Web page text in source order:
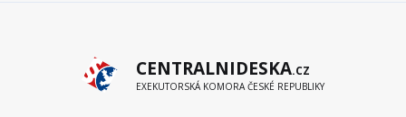
CENTRALNIDESKA.CZ
EXEKUTORSKÁ KOMORA ČESKÉ REPUBLIKY